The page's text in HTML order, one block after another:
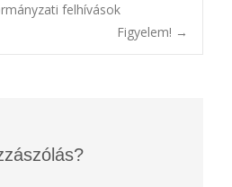
felhívások
Figyelem! →